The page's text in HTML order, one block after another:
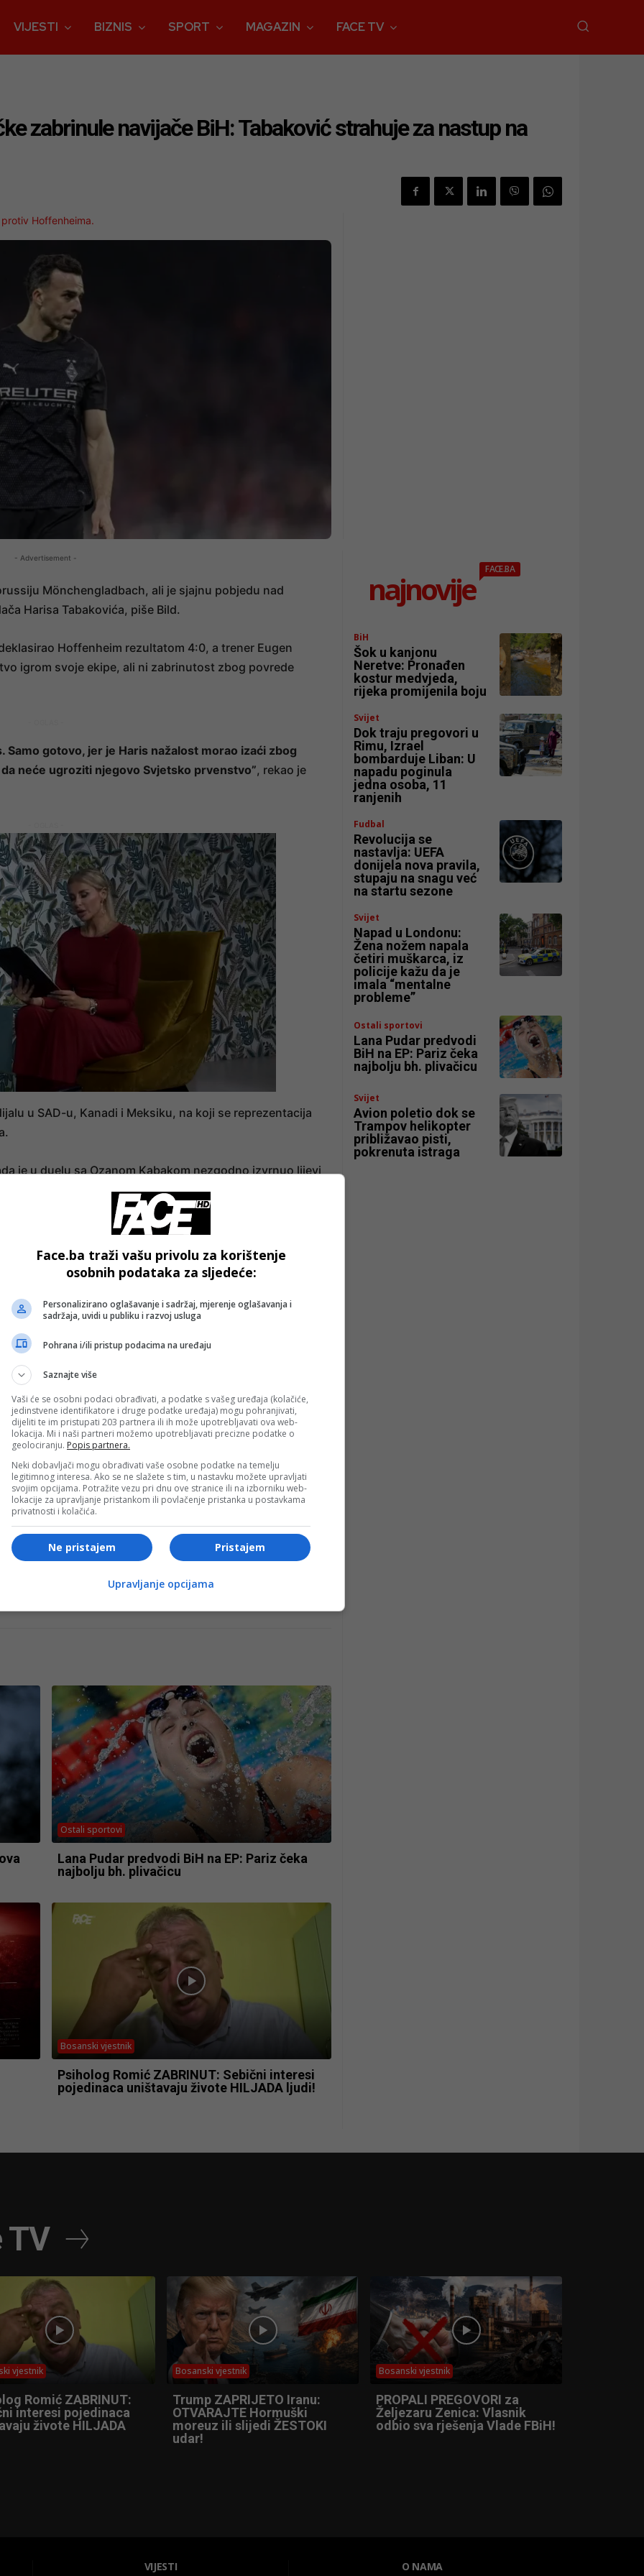
VIJESTI BIZNIS SPORT MAGAZIN FACE TV
zabrinule navijače BiH: Tabaković strahuje za nastup na
Hoffenheima.
- Advertisement -
Mönchengladbach, ali je sjajnu pobjedu nad
Harisa Tabakovića, piše Bild.
Hoffenheim rezultatom 4:0, a trener Eugen
igrom svoje ekipe, ali ni zabrinutost zbog povrede
Samo gotovo, jer je Haris nažalost morao izaći zbog
neće ugroziti njegovo Svjetsko prvenstvo”, rekao je
u SAD-u, Kanadi i Meksiku, na koji se reprezentacija
je u duelu sa Ozanom Kabakom nezgodno izvrnuo lijevi
i pokazao da traži izmjenu, ali je uprkos bolovima
glavom iz vlastitog šesnaesterca prije nego što je ponovo
meč, cijeli stadion ustao je na noge i velikim aplauzom
s terena otišao u svlačionicu. Na njegovom licu
teže povrede.
- OGLAS -
je još jednom pokazao koliko znači Gladbachu.
gol u ovoj bundesligaškoj sezoni u dresu Borussije.
kluba s kojim još uvijek ima ugovor do 2027. godine i u
Ipak, na terenu nije bilo popusta – Tabaković je vodio
žuti karton.
i nadaju se da će Haris Tabaković ipak biti spreman
prvenstvu.
Ostali sportovi
Lana Pudar predvodi BiH na EP: Pariz čeka
najbolju bh. plivačicu
Bosanski vjestnik
Psiholog Romić ZABRINUT: Sebični interesi
pojedinaca uništavaju živote HILJADA ljudi!
najnovije
FACE.BA
BiH
Šok u kanjonu
Neretve: Pronađen
kostur medvjeda,
rijeka promijenila boju
Svijet
Dok traju pregovori u
Rimu, Izrael
bombarduje Liban: U
napadu poginula
jedna osoba, 11
ranjenih
Fudbal
Revolucija se
nastavlja: UEFA
donijela nova pravila,
stupaju na snagu već
na startu sezone
Svijet
Napad u Londonu:
Žena nožem napala
četiri muškarca, iz
policije kažu da je
imala “mentalne
probleme”
Ostali sportovi
Lana Pudar predvodi
BiH na EP: Pariz čeka
najbolju bh. plivačicu
Svijet
Avion poletio dok se
Trampov helikopter
približavao pisti,
pokrenuta istraga
TV
vjestnik
Romić ZABRINUT:
interesi pojedinaca
živote HILJADA
Bosanski vjestnik
Trump ZAPRIJETO Iranu:
OTVARAJTE Hormuški
moreuz ili slijedi ŽESTOKI
udar!
Bosanski vjestnik
PROPALI PREGOVORI za
Željezaru Zenica: Vlasnik
odbio sva rješenja Vlade FBiH!
VIJESTI O NAMA
Face.ba traži vašu privolu za korištenje
osobnih podataka za sljedeće:
Personalizirano oglašavanje i sadržaj, mjerenje oglašavanja i
sadržaja, uvidi u publiku i razvoj usluga
Pohrana i/ili pristup podacima na uređaju
Saznajte više
Vaši će se osobni podaci obrađivati, a podatke s vašeg uređaja (kolačiće,
jedinstvene identifikatore i druge podatke uređaja) mogu pohranjivati,
dijeliti te im pristupati 203 partnera ili ih može upotrebljavati ova web-
lokacija. Mi i naši partneri možemo upotrebljavati precizne podatke o
geolociranju. Popis partnera.
Neki dobavljači mogu obrađivati vaše osobne podatke na temelju
legitimnog interesa. Ako se ne slažete s tim, u nastavku možete upravljati
svojim opcijama. Potražite vezu pri dnu ove stranice ili na izborniku web-
lokacije za upravljanje pristankom ili povlačenje pristanka u postavkama
privatnosti i kolačića.
Pristajem
Ne pristajem
Upravljanje opcijama